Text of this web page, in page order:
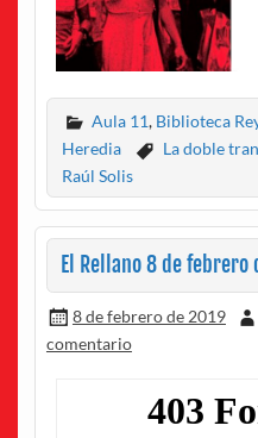
Aula 11, Biblioteca
Heredia
La doble
Raúl Solis
El Rellano 8 de febrero
8 de febrero de 2019
comentario